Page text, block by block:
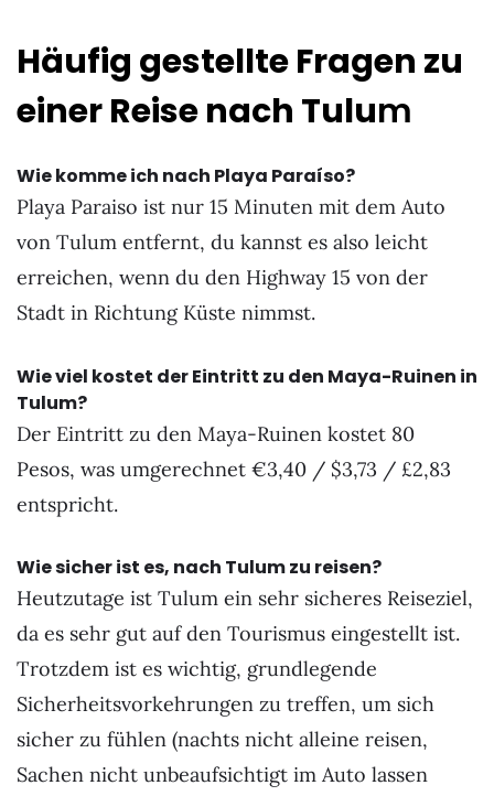
Häufig gestellte Fragen zu
einer Reise nach Tulum
Wie komme ich nach Playa Paraíso?
Playa Paraiso ist nur 15 Minuten mit dem Auto
von Tulum entfernt, du kannst es also leicht
erreichen, wenn du den Highway 15 von der
Stadt in Richtung Küste nimmst.
Wie viel kostet der Eintritt zu den Maya-Ruinen in
Tulum?
Der Eintritt zu den Maya-Ruinen kostet 80
Pesos, was umgerechnet €3,40 / $3,73 / £2,83
entspricht.
Wie sicher ist es, nach Tulum zu reisen?
Heutzutage ist Tulum ein sehr sicheres Reiseziel,
da es sehr gut auf den Tourismus eingestellt ist.
Trotzdem ist es wichtig, grundlegende
Sicherheitsvorkehrungen zu treffen, um sich
sicher zu fühlen (nachts nicht alleine reisen,
Sachen nicht unbeaufsichtigt im Auto lassen